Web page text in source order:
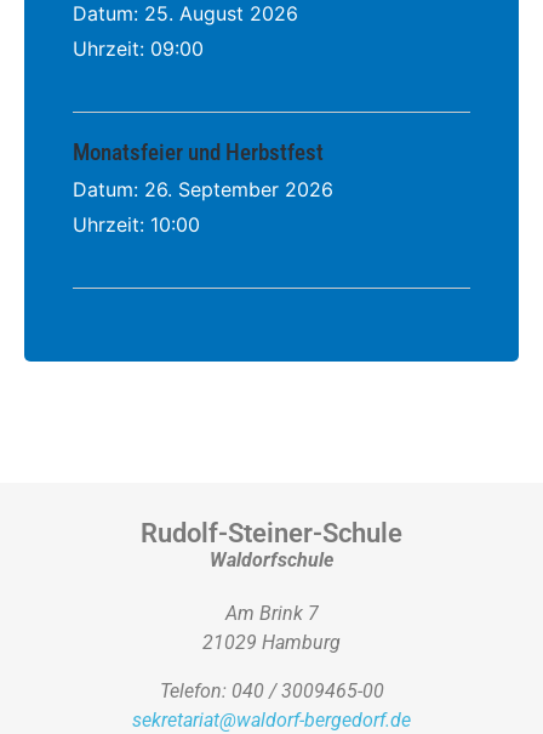
Datum: 25. August 2026
Uhrzeit: 09:00
Monatsfeier und Herbstfest
Datum: 26. September 2026
Uhrzeit: 10:00
Rudolf-Steiner-Schule
Waldorfschule
Am Brink 7
21029 Hamburg
Telefon: 040 / 3009465-00
sekretariat@waldorf-bergedorf.de